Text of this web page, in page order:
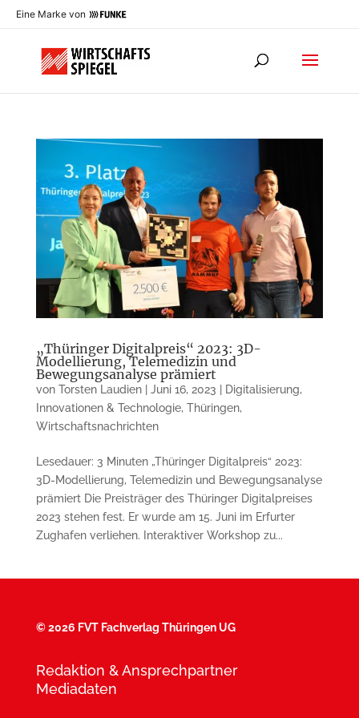
Eine Marke von
„Thüringer Digitalpreis“ 2023: 3D-
Modellierung, Telemedizin und
Bewegungsanalyse prämiert
von Torsten Laudien| Juni 16, 2023 Digitalisierung,
Innovationen & Technologie, Thüringen,
Wirtschaftsnachrichten
Lesedauer: 3 Minuten „Thüringer Digitalpreis“ 2023:
3D-Modellierung, Telemedizin und Bewegungsanalyse
prämiert Die Preisträger des Thüringer Digital­preises
2023 stehen fest. Er wurde am 15. Juni im Erfurter
Zughafen ver­lie­hen. Interaktiver Workshop zu...
©2026 FVT Fachverlag Thüringen UG
Redaktion & Ansprechpartner
Mediadaten